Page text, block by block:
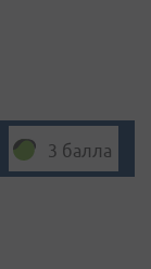
3 балла